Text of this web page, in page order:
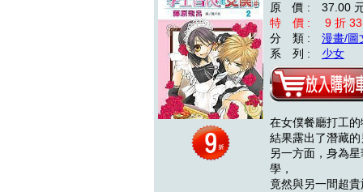
原 價 : 37.00
特 價 : 9 折
分 類 : 漫畫/圖
系 列 : 少女
在女僕餐廳打工
結果露出了潛藏
另一方面，身為
學，
竟然與另一間超